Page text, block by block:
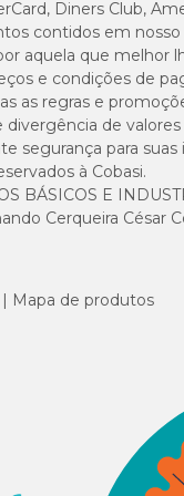
à saúde em caso de
Diners Club,
contidos em
aquela que melhor
e condições de
as regras e
de
segurança para
à Cobasi.
BÁSICOS E
Cerqueira César
Mapa de produtos